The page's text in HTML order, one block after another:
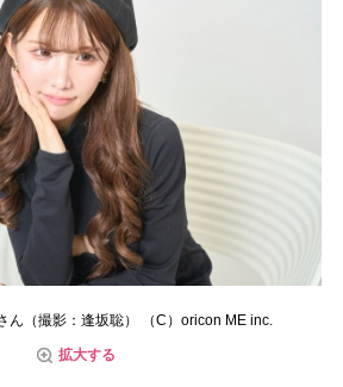
ん（撮影：逢坂聡） （C）oricon ME inc.
拡大する